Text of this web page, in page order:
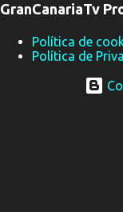
GranCanariaTv
Política de
Política de